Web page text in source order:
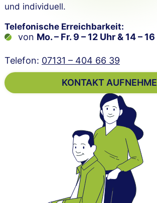
und individuell.
Telefonische Erreichbarkeit:
von Mo. – Fr. 9 – 12 Uhr & 14 –
Telefon: 07131 – 404 66 39
KONTAKT